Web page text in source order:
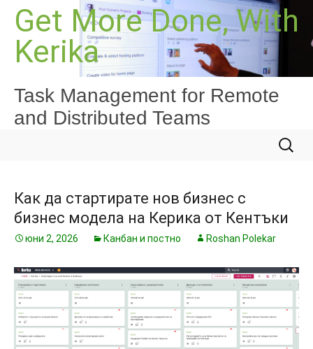
Към
съдържанието
Get More Done, With
Kerika
Task Management for Remote
and Distributed Teams
за:
Как да стартирате нов бизнес с
бизнес модела на Керика от Кентъки
юни 2, 2026 Канбан и постно Roshan Polekar